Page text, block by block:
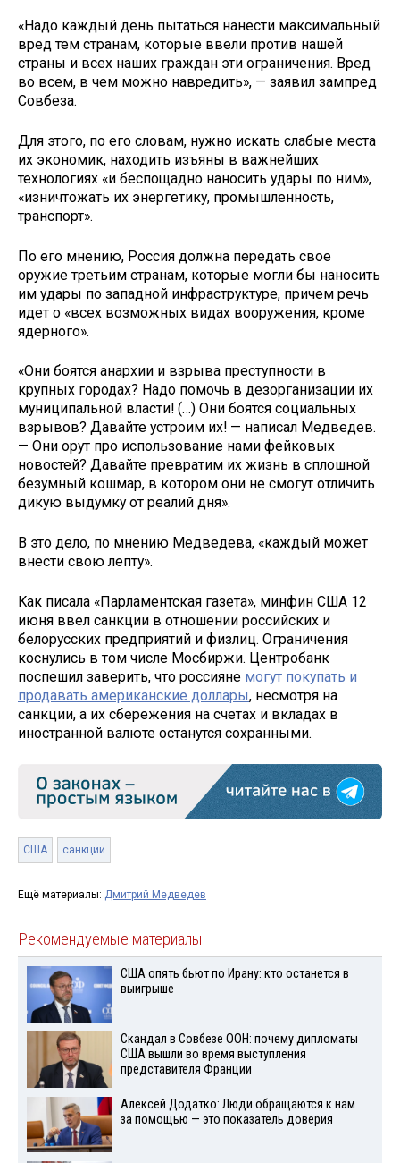
«Надо каждый день пытаться нанести максимальный
вред тем странам, которые ввели против нашей
страны и всех наших граждан эти ограничения. Вред
во всем, в чем можно навредить», — заявил зампред
Совбеза.
Для этого, по его словам, нужно искать слабые места
их экономик, находить изъяны в важнейших
технологиях «и беспощадно наносить удары по ним»,
«изничтожать их энергетику, промышленность,
транспорт».
По его мнению, Россия должна передать свое
оружие третьим странам, которые могли бы наносить
им удары по западной инфраструктуре, причем речь
идет о «всех возможных видах вооружения, кроме
ядерного».
«Они боятся анархии и взрыва преступности в
крупных городах? Надо помочь в дезорганизации их
муниципальной власти! (…) Они боятся социальных
взрывов? Давайте устроим их! — написал Медведев.
— Они орут про использование нами фейковых
новостей? Давайте превратим их жизнь в сплошной
безумный кошмар, в котором они не смогут отличить
дикую выдумку от реалий дня».
В это дело, по мнению Медведева, «каждый может
внести свою лепту».
Как писала «Парламентская газета», минфин США 12
июня ввел санкции в отношении российских и
белорусских предприятий и физлиц. Ограничения
коснулись в том числе Мосбиржи. Центробанк
поспешил заверить, что россияне могут покупать и
продавать американские доллары, несмотря на
санкции, а их сбережения на счетах и вкладах в
иностранной валюте останутся сохранными.
США санкции
Ещё материалы: Дмитрий Медведев
Рекомендуемые материалы
США опять бьют по Ирану: кто останется в
выигрыше
Скандал в Совбезе ООН: почему дипломаты
США вышли во время выступления
представителя Франции
Алексей Додатко: Люди обращаются к нам
за помощью — это показатель доверия